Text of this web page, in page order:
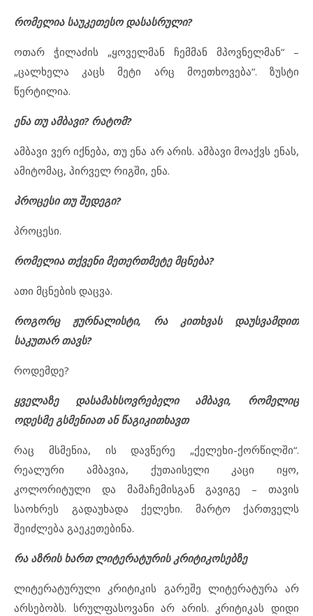
რომელია საუკეთესო დასასრული?
ოთარ ჭილაძის „ყოველმან ჩემმან მპოვნელმან“ –
„ცალხელა კაცს მეტი არც მოეთხოვება“. ზუსტი
წერტილია.
ენა თუ ამბავი? რატომ?
ამბავი ვერ იქნება, თუ ენა არ არის. ამბავი მოაქვს ენას,
ამიტომაც, პირველ რიგში, ენა.
პროცესი თუ შედეგი?
პროცესი.
რომელია თქვენი მეთერთმეტე მცნება?
ათი მცნების დაცვა.
როგორც ჟურნალისტი, რა კითხვას დაუსვამდით
საკუთარ თავს?
როდემდე?
ყველაზე დასამახსოვრებელი ამბავი, რომელიც
ოდესმე გსმენიათ ან წაგიკითხავთ
რაც მსმენია, ის დავწერე „ქელეხი-ქორწილში“.
რეალური ამბავია, ქუთაისელი კაცი იყო,
კოლორიტული და მამაჩემისგან გავიგე – თავის
საოხრეს გადაუხადა ქელეხი. მარტო ქართველს
შეიძლება გაეკეთებინა.
რა აზრის ხართ ლიტერატურის კრიტიკოსებზე
ლიტერატურული კრიტიკის გარეშე ლიტერატურა არ
არსებობს. სრულფასოვანი არ არის. კრიტიკას დიდი